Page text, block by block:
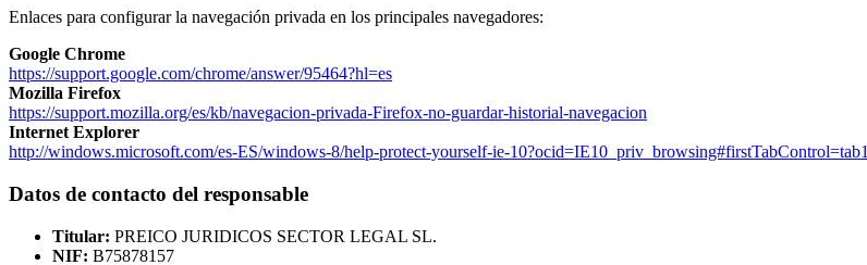
Enlaces para configurar la navegación privada en los principales navegadores:
Google Chrome
https://support.google.com/chrome/answer/95464?hl=es
Mozilla Firefox
https://support.mozilla.org/es/kb/navegacion-privada-Firefox-no-guardar-historial-navegacion
Internet Explorer
http://windows.microsoft.com/es-ES/windows-8/help-protect-yourself-ie-10?ocid=IE10_priv_browsing#firstTabControl=tab1
Datos de contacto del responsable
Titular: PREICO JURIDICOS SECTOR LEGAL SL.
NIF: B75878157